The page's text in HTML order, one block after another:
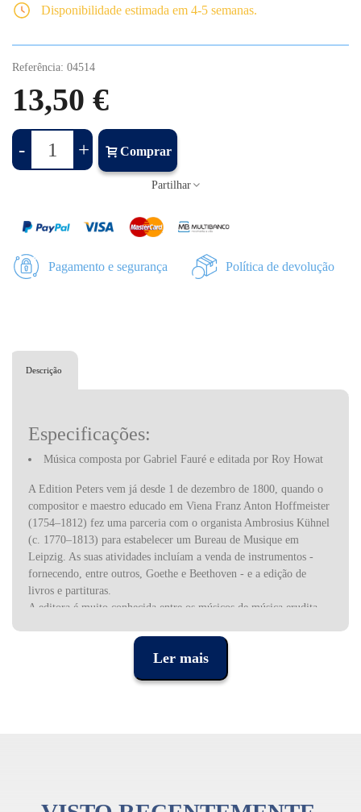
Disponibilidade estimada em 4-5 semanas.
Referência: 04514
13,50 €
- + Comprar
Partilhar
Pagamento e segurança Política de devolução
Descrição
Especificações:
Música composta por Gabriel Fauré e editada por Roy Howat
A Edition Peters vem já desde 1 de dezembro de 1800, quando o
compositor e maestro educado em Viena Franz Anton Hoffmeister
(1754–1812) fez uma parceria com o organista Ambrosius Kühnel
(c. 1770–1813) para estabelecer um Bureau de Musique em
Leipzig. As suas atividades incluíam a venda de instrumentos -
fornecendo, entre outros, Goethe e Beethoven - e a edição de
livros e partituras.
A editora é muito conhecida entre os músicos de música erudita
Ler mais